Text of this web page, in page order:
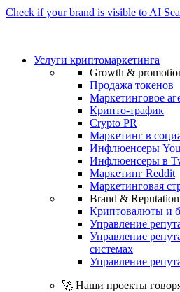
Check if your brand is visible to AI
Услуги криптомаркетинга
Growth &
Продажа токенов
Маркетинговое
Крипто-трафик
Crypto PR
Маркетинг в
Инфлюенсеры
Инфлюенсеры в
Маркетинг Reddit
Маркетинговая
Brand & Reputation
Криптовалюты и
Управление
Управление
системах
Управление
🚀 Наши проекты